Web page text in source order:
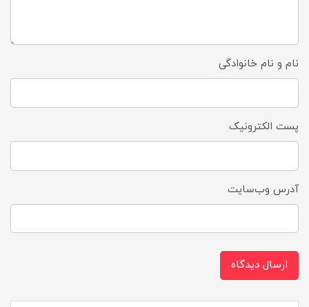
نام و نام خانوادگی
پست الکترونیک
آدرس وب‌سایت
ارسال دیدگاه